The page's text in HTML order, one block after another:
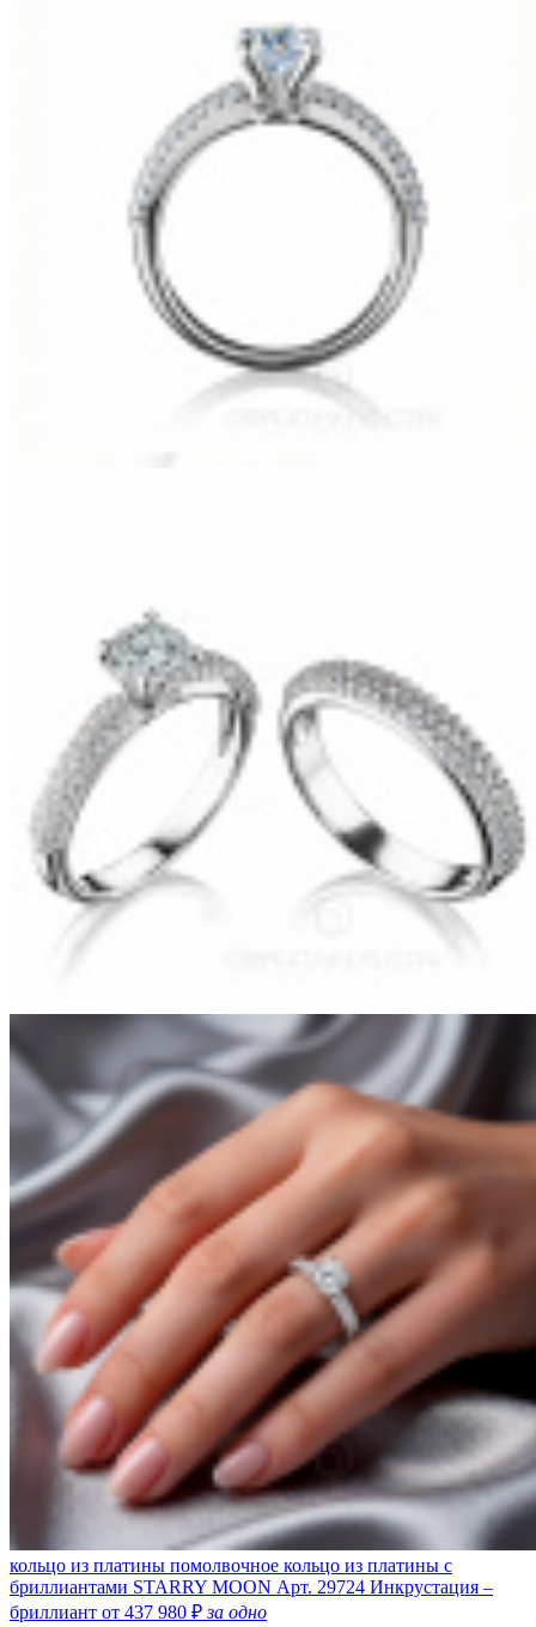
кольцо из платины помолвочное кольцо из платины с
бриллиантами STARRY MOON Арт. 29724 Инкрустация –
бриллиант от 437 980 ₽за одно